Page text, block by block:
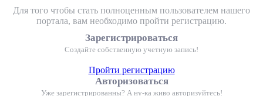
Для того чтобы стать полноценным пользователем нашего
портала, вам необходимо пройти регистрацию.
Зарегистрироваться
Создайте собственную учетную запись!
Пройти регистрацию
Авторизоваться
Уже зарегистрированны? А ну-ка живо авторизуйтесь!